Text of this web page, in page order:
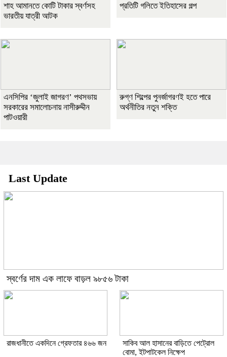
শাহ আমানতে কোটি টাকার স্বর্ণসহ
ভারতীয় যাত্রী আটক
প্রতিটি গলিতে ইতিহাসের গল্প
এনসিপির ‘জুলাই জাগরণ’ পথসভায়
সরকারের সমালোচনায় নাসীরুদ্দীন
পাটওয়ারী
রুগ্ণ শিল্পের পুনর্জাগরণই হতে পারে
অর্থনীতির নতুন শক্তি
Last Update
স্বর্ণের দাম এক লাফে বাড়ল ৯৮৫৬ টাকা
রাজধানীতে একদিনে গ্রেফতার ৪৬৬ জন
সাকিব আল হাসানের বাড়িতে পেট্রোল
বোমা, ইটপাটকেল নিক্ষেপ